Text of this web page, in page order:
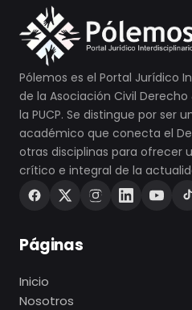
Pólemos es el Portal Jurídico
de la Asociación Civil
la PUCP. Se distingue por ser
académico que conecta el
otras disciplinas para ofrecer
crítico e integral de la
Páginas
Inicio
Nosotros